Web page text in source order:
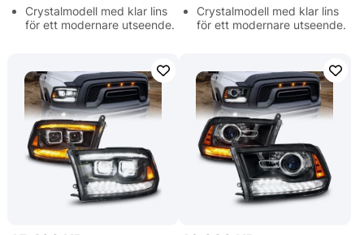
Crystalmodell med klar lins
för ett modernare utseende.
Crystalmodell med klar lins
för ett modernare utseende.